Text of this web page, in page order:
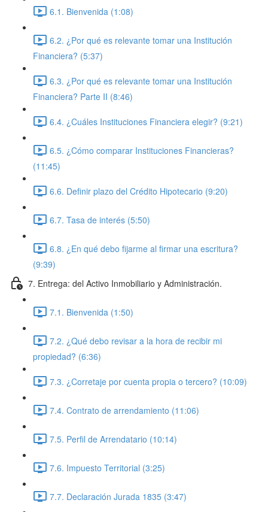
6.1. Bienvenida (1:08)
6.2. ¿Por qué es relevante tomar una Institución
Financiera? (5:37)
6.3. ¿Por qué es relevante tomar una Institución
Financiera? Parte II (8:46)
6.4. ¿Cuáles Instituciones Financiera elegir? (9:21)
6.5. ¿Cómo comparar Instituciones Financieras?
(11:45)
6.6. Definir plazo del Crédito Hipotecario (9:20)
6.7. Tasa de interés (5:50)
6.8. ¿En qué debo fijarme al firmar una escritura?
(9:39)
7. Entrega: del Activo Inmobiliario y Administración.
7.1. Bienvenida (1:50)
7.2. ¿Qué debo revisar a la hora de recibir mi
propiedad? (6:36)
7.3. ¿Corretaje por cuenta propia o tercero? (10:09)
7.4. Contrato de arrendamiento (11:06)
7.5. Perfil de Arrendatario (10:14)
7.6. Impuesto Territorial (3:25)
7.7. Declaración Jurada 1835 (3:47)